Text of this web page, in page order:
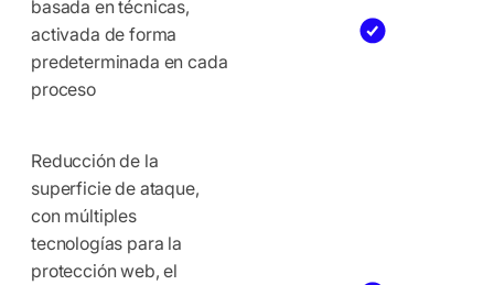
basada en técnicas,
activada de forma
predeterminada en cada
proceso
Reducción de la
superficie de ataque,
con múltiples
tecnologías para la
protección web, el